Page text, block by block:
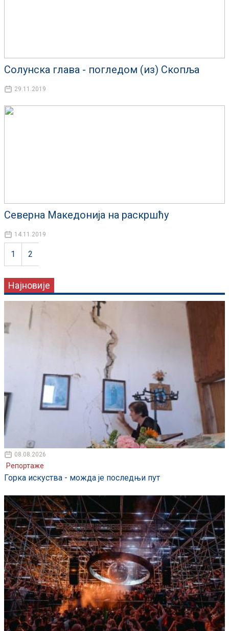
Солунска глава - погледом (из) Скопља
29.11.2019
Северна Македонија на раскршћу
14.11.2019
1 2
Најновије
08.08.2026
Репортаже
Горка искуства - можда је последњи пут